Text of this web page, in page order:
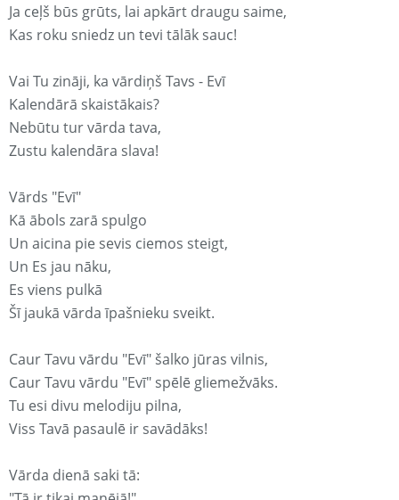
Ja ceļš būs grūts, lai apkārt draugu saime,
Kas roku sniedz un tevi tālāk sauc!
Vai Tu zināji, ka vārdiņš Tavs - Evī
Kalendārā skaistākais?
Nebūtu tur vārda tava,
Zustu kalendāra slava!
Vārds "Evī"
Kā ābols zarā spulgo
Un aicina pie sevis ciemos steigt,
Un Es jau nāku,
Es viens pulkā
Šī jaukā vārda īpašnieku sveikt.
Caur Tavu vārdu "Evī" šalko jūras vilnis,
Caur Tavu vārdu "Evī" spēlē gliemežvāks.
Tu esi divu melodiju pilna,
Viss Tavā pasaulē ir savādāks!
Vārda dienā saki tā: